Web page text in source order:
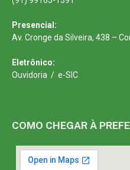
Presencial:
Av. Cronge da Silveira, 438 –
Eletrônico:
Ouvidoria / e-SIC
COMO CHEGAR À